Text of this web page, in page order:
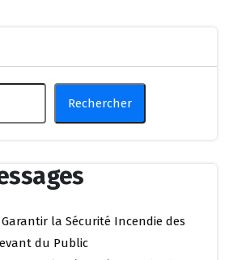
Rechercher
Garantir la Sécurité Incendie des
du Public